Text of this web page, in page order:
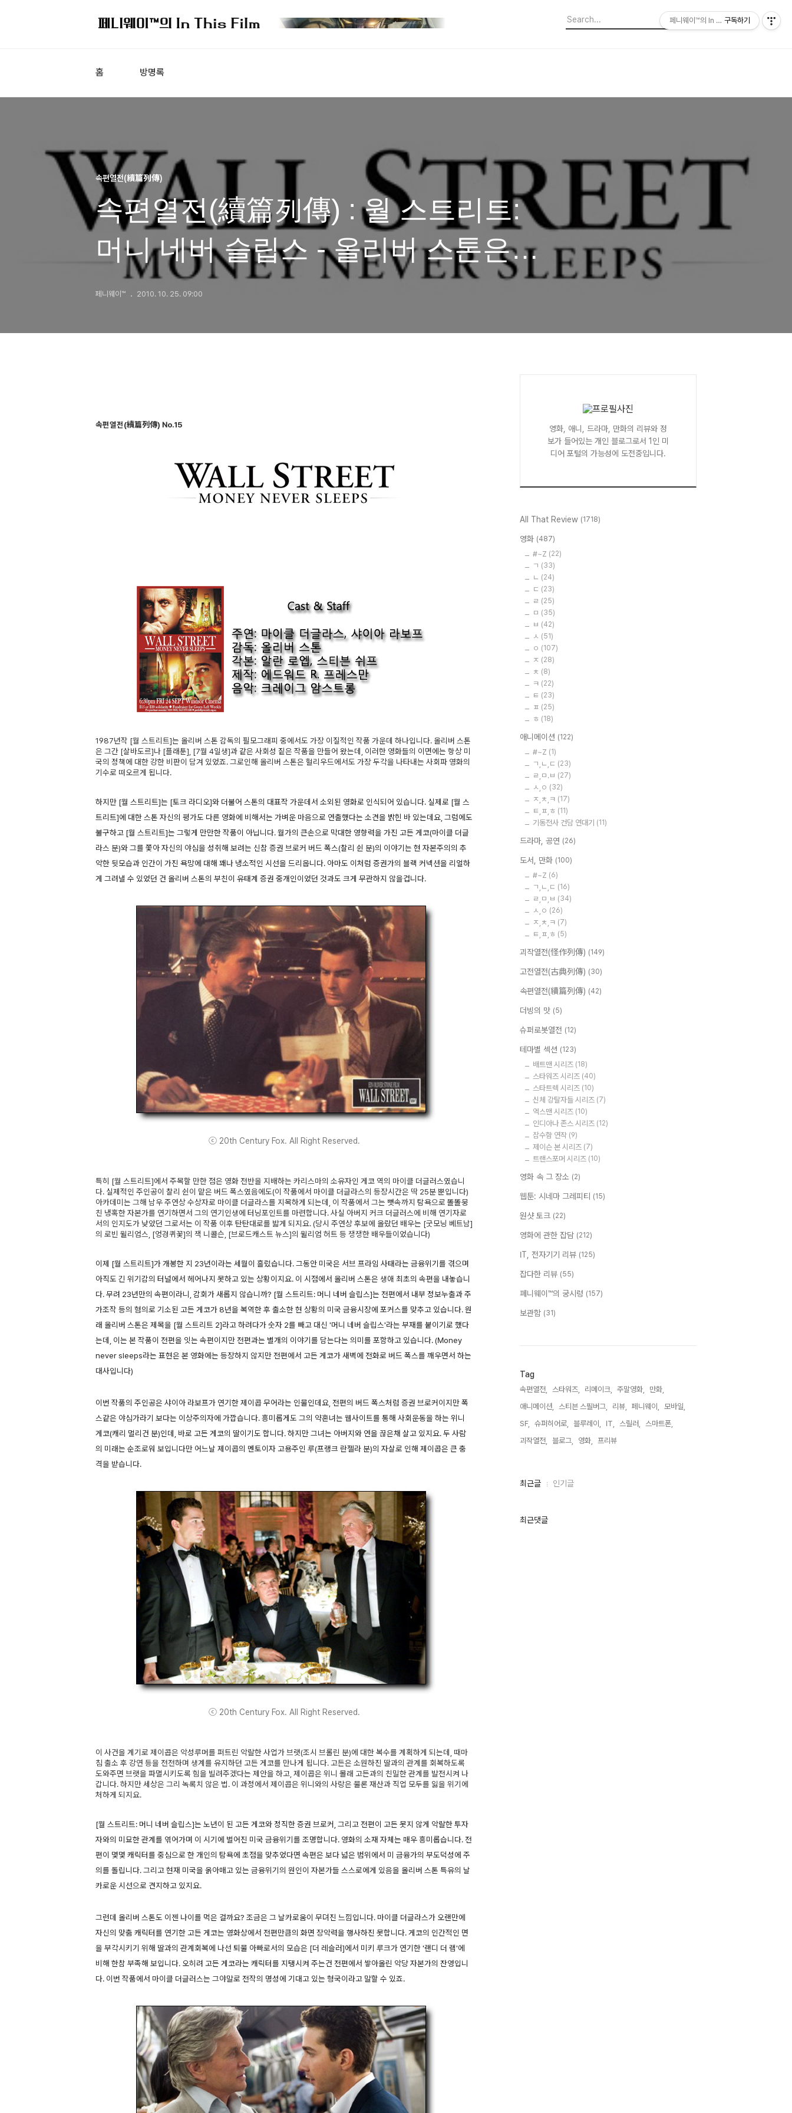
홈 방명록
속편열전(續篇列傳)
속편열전(續篇列傳) : 월 스트리트:
머니 네버 슬립스 - 올리버 스톤은
속편에 어울리지 않는다
페니웨이™ 2010. 10. 25. 09:00
속편열전(續篇列傳) No.15
1987년작 [월 스트리트]는 올리버 스톤 감독의 필모그래피 중에서도 가장 이질적인 작품 가운데 하나입니다. 올리버 스톤
은 그간 [살바도르]나 [플래툰], [7월 4일생]과 같은 사회성 짙은 작품을 만들어 왔는데, 이러한 영화들의 이면에는 항상 미
국의 정책에 대한 강한 비판이 담겨 있었죠. 그로인해 올리버 스톤은 헐리우드에서도 가장 두각을 나타내는 사회파 영화의
기수로 떠오르게 됩니다.
하지만 [월 스트리트]는 [토크 라디오]와 더불어 스톤의 대표작 가운데서 소외된 영화로 인식되어 있습니다. 실제로 [월 스
트리트]에 대한 스톤 자신의 평가도 다른 영화에 비해서는 가벼운 마음으로 연출했다는 소견을 밝힌 바 있는데요, 그럼에도
불구하고 [월 스트리트]는 그렇게 만만한 작품이 아닙니다. 월가의 큰손으로 막대한 영향력을 가진 고든 게코(마이클 더글
라스 분)와 그를 쫓아 자신의 야심을 성취해 보려는 신참 증권 브로커 버드 폭스(찰리 쉰 분)의 이야기는 현 자본주의의 추
악한 뒷모습과 인간이 가진 욕망에 대해 꽤나 냉소적인 시선을 드리웁니다. 아마도 이처럼 증권가의 블랙 커넥션을 리얼하
게 그려낼 수 있었던 건 올리버 스톤의 부친이 유태계 증권 중개인이었던 것과도 크게 무관하지 않을겁니다.
ⓒ 20th Century Fox. All Right Reserved.
특히 [월 스트리트]에서 주목할 만한 점은 영화 전반을 지배하는 카리스마의 소유자인 게코 역의 마이클 더글러스였습니
다. 실제적인 주인공이 찰리 쉰이 맡은 버드 폭스였음에도(이 작품에서 마이클 더글라스의 등장시간은 딱 25분 뿐입니다)
아카데미는 그해 남우 주연상 수상자로 마이클 더글라스를 지목하게 되는데, 이 작품에서 그는 뼛속까지 탐욕으로 똘똘뭉
친 냉혹한 자본가를 연기하면서 그의 연기인생에 터닝포인트를 마련합니다. 사실 아버지 커크 더글러스에 비해 연기자로
서의 인지도가 낮았던 그로서는 이 작품 이후 탄탄대로를 밟게 되지요. (당시 주연상 후보에 올랐던 배우는 [굿모닝 베트남]
의 로빈 윌리엄스, [엉겅퀴꽃]의 잭 니콜슨, [브로드캐스트 뉴스]의 윌리엄 허트 등 쟁쟁한 배우들이었습니다)
이제 [월 스트리트]가 개봉한 지 23년이라는 세월이 흘렀습니다. 그동안 미국은 서브 프라임 사태라는 금융위기를 겪으며
아직도 긴 위기감의 터널에서 헤어나지 못하고 있는 상황이지요. 이 시점에서 올리버 스톤은 생애 최초의 속편을 내놓습니
다. 무려 23년만의 속편이라니, 감회가 새롭지 않습니까? [월 스트리트: 머니 네버 슬립스]는 전편에서 내부 정보누출과 주
가조작 등의 혐의로 기소된 고든 게코가 8년을 복역한 후 출소한 현 상황의 미국 금융시장에 포커스를 맞추고 있습니다. 원
래 올리버 스톤은 제목을 [월 스트리트 2]라고 하려다가 숫자 2를 빼고 대신 '머니 네버 슬립스'라는 부재를 붙이기로 했다
는데, 이는 본 작품이 전편을 잇는 속편이지만 전편과는 별개의 이야기를 담는다는 의미를 포함하고 있습니다. (Money
never sleeps라는 표현은 본 영화에는 등장하지 않지만 전편에서 고든 게코가 새벽에 전화로 버드 폭스를 깨우면서 하는
대사입니다)
이번 작품의 주인공은 샤이아 라보프가 연기한 제이콥 무어라는 인물인데요, 전편의 버드 폭스처럼 증권 브로커이지만 폭
스같은 야심가라기 보다는 이상주의자에 가깝습니다. 흥미롭게도 그의 약혼녀는 웹사이트를 통해 사회운동을 하는 위니
게코(캐리 멀리건 분)인데, 바로 고든 게코의 딸이기도 합니다. 하지만 그녀는 아버지와 연을 끊은채 살고 있지요. 두 사람
의 미래는 순조로워 보입니다만 어느날 제이콥의 멘토이자 고용주인 루(프랭크 란젤라 분)의 자살로 인해 제이콥은 큰 충
격을 받습니다.
ⓒ 20th Century Fox. All Right Reserved.
이 사건을 계기로 제이콥은 악성루머를 퍼트린 악랄한 사업가 브랫(조시 브롤린 분)에 대한 복수를 계획하게 되는데, 때마
침 출소 후 강연 등을 전전하며 생계를 유지하던 고든 게코를 만나게 됩니다. 고든은 소원하진 딸과의 관계를 회복하도록
도와주면 브랫을 파멸시키도록 힘을 빌려주겠다는 제안을 하고, 제이콥은 위니 몰래 고든과의 친밀한 관계를 발전시켜 나
갑니다. 하지만 세상은 그리 녹록치 않은 법. 이 과정에서 제이콥은 위니와의 사랑은 물론 재산과 직업 모두를 잃을 위기에
처하게 되지요.
[월 스트리트: 머니 네버 슬립스]는 노년이 된 고든 게코와 정직한 증권 브로커, 그리고 전편이 고든 못지 않게 악랄한 투자
자와의 미묘한 관계를 엮어가며 이 시기에 벌어진 미국 금융위기를 조명합니다. 영화의 소재 자체는 매우 흥미롭습니다. 전
편이 몇몇 캐릭터를 중심으로 한 개인의 탐욕에 초점을 맞추었다면 속편은 보다 넓은 범위에서 미 금융가의 부도덕성에 주
의를 돌립니다. 그리고 현재 미국을 옭아매고 있는 금융위기의 원인이 자본가들 스스로에게 있음을 올리버 스톤 특유의 날
카로운 시선으로 견지하고 있지요.
그런데 올리버 스톤도 이젠 나이를 먹은 걸까요? 조금은 그 날카로움이 무뎌진 느낌입니다. 마이클 더글라스가 오랜만에
자신의 맞춤 캐릭터를 연기한 고든 게코는 영화상에서 전편만큼의 화면 장악력을 행사하진 못합니다. 게코의 인간적인 면
을 부각시키기 위해 딸과의 관계회복에 나선 퇴물 아빠로서의 모습은 [더 레슬러]에서 미키 루크가 연기한 '랜디 더 램'에
비해 한참 부족해 보입니다. 오히려 고든 게코라는 캐릭터를 지탱시켜 주는건 전편에서 쌓아올린 악당 자본가의 잔영입니
다. 이번 작품에서 마이클 더글러스는 그야말로 전작의 명성에 기대고 있는 형국이라고 말할 수 있죠.
영화, 애니, 드라마, 만화의 리뷰와 정
보가 들어있는 개인 블로그로서 1인 미
디어 포털의 가능성에 도전중입니다.
All That Review (1718)
영화 (487)
#~Z (22)
ㄱ (33)
ㄴ (24)
ㄷ (23)
ㄹ (25)
ㅁ (35)
ㅂ (42)
ㅅ (51)
ㅇ (107)
ㅈ (28)
ㅊ (8)
ㅋ (22)
ㅌ (23)
ㅍ (25)
ㅎ (18)
애니메이션 (122)
#~Z (1)
ㄱ,ㄴ,ㄷ (23)
ㄹ,ㅁ.ㅂ (27)
ㅅ,ㅇ (32)
ㅈ,ㅊ,ㅋ (17)
ㅌ,ㅍ,ㅎ (11)
기동전사 건담 연대기 (11)
드라마, 공연 (26)
도서, 만화 (100)
#~Z (6)
ㄱ,ㄴ,ㄷ (16)
ㄹ,ㅁ,ㅂ (34)
ㅅ,ㅇ (26)
ㅈ,ㅊ,ㅋ (7)
ㅌ,ㅍ,ㅎ (5)
괴작열전(怪作列傳) (149)
고전열전(古典列傳) (30)
속편열전(續篇列傳) (42)
더빙의 맛 (5)
슈퍼로봇열전 (12)
테마별 섹션 (123)
배트맨 시리즈 (18)
스타워즈 시리즈 (40)
스타트렉 시리즈 (10)
신체 강탈자들 시리즈 (7)
엑스맨 시리즈 (10)
인디아나 존스 시리즈 (12)
잠수함 연작 (9)
제이슨 본 시리즈 (7)
트랜스포머 시리즈 (10)
영화 속 그 장소 (2)
웹툰: 시네마 그레피티 (15)
원샷 토크 (22)
영화에 관한 잡담 (212)
IT, 전자기기 리뷰 (125)
잡다한 리뷰 (55)
페니웨이™의 궁시렁 (157)
보관함 (31)
Tag
속편열전, 스타워즈, 리메이크, 주말영화,
만화,
애니메이션,
스티븐 스필버그, 리뷰, 페니웨이,
모바일,
SF,
슈퍼히어로, 블루레이, IT, 스릴러,
스마트폰,
괴작열전,
블로그, 영화, 프리뷰,
최
인
최근글 인기글
최근댓글
페니웨이™의 In This Film
구독하기